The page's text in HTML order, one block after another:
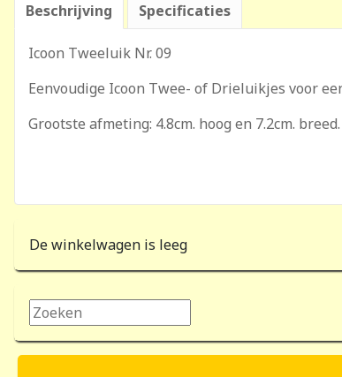
Beschrijving Specificaties
Icoon Tweeluik Nr. 09
Eenvoudige Icoon Twee- of Drieluikjes voor
Grootste afmeting: 4.8cm. hoog en 7.2cm. breed.
De winkelwagen is leeg
Zoeken...